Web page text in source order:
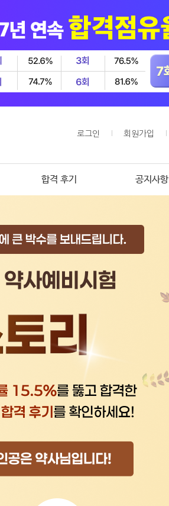
로그인 회원가입
합격 후기 공지사항